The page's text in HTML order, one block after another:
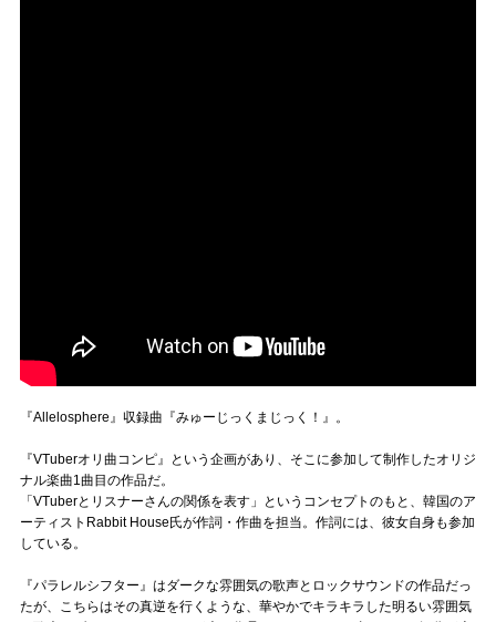
『Allelosphere』収録曲『みゅーじっくまじっく！』。
『VTuberオリ曲コンピ』という企画があり、そこに参加して制作したオリジ
ナル楽曲1曲目の作品だ。
「VTuberとリスナーさんの関係を表す」というコンセプトのもと、韓国のア
ーティストRabbit House氏が作詞・作曲を担当。作詞には、彼女自身も参加
している。
『パラレルシフター』はダークな雰囲気の歌声とロックサウンドの作品だっ
たが、こちらはその真逆を行くような、華やかでキラキラした明るい雰囲気